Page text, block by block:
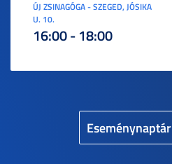
Eseménynaptár
ÚJ ZSINAGÓGA - SZEGED, JÓSIKA
U. 10.
16:00 - 18:00